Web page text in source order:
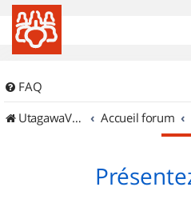
FAQ
UtagawaVTT (Randos VTT et VTTAE avec traces GPS)
Accueil forum